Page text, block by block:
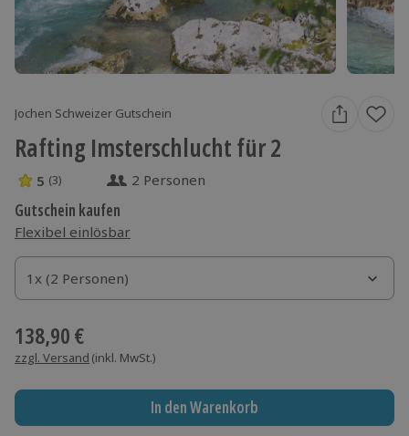
Jochen Schweizer Gutschein
Rafting Imsterschlucht für 2
5 Sterne von 5 aus 3 Bewertungen
5 (3) 2 Personen
Gutschein kaufen
Flexibel einlösbar
1x (2 Personen)
1x (2 Personen)
1x (2 Personen)
138,90 €
zzgl. Versand (inkl. MwSt.)
In den Warenkorb